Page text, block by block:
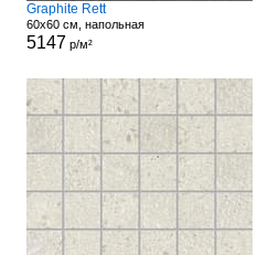
Graphite Rett
60x60 см, напольная
5147 р/м²